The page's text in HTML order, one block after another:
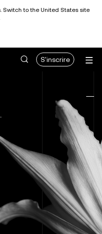
Switch to the United States site
S'inscrire